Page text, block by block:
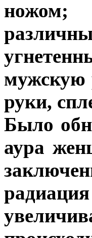
ножом;
мужскую
руки,
Было
аура